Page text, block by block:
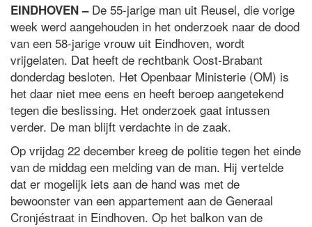
EINDHOVEN –De 55-jarige man uit Reusel, die vorige
week werd aangehouden in het onderzoek naar de dood
van een 58-jarige vrouw uit Eindhoven, wordt
vrijgelaten. Dat heeft de rechtbank Oost-Brabant
donderdag besloten. Het Openbaar Ministerie (OM) is
het daar niet mee eens en heeft beroep aangetekend
tegen die beslissing. Het onderzoek gaat intussen
verder. De man blijft verdachte in de zaak.
Op vrijdag 22 december kreeg de politie tegen het einde
van de middag een melding van de man. Hij vertelde
dat er mogelijk iets aan de hand was met de
bewoonster van een appartement aan de Generaal
Cronjéstraat in Eindhoven. Op het balkon van de